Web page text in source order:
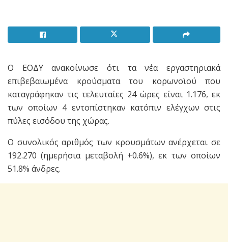
Ο ΕΟΔΥ ανακοίνωσε ότι τα νέα εργαστηριακά
επιβεβαιωμένα κρούσματα του κορωνοϊού που
καταγράφηκαν τις τελευταίες 24 ώρες είναι 1.176, εκ
των οποίων 4 εντοπίστηκαν κατόπιν ελέγχων στις
πύλες εισόδου της χώρας.
Ο συνολικός αριθμός των κρουσμάτων ανέρχεται σε
192.270 (ημερήσια μεταβολή +0.6%), εκ των οποίων
51.8% άνδρες.